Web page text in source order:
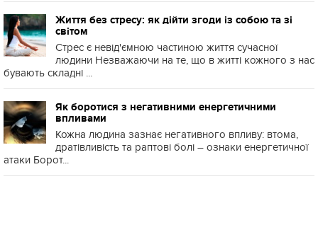
Життя без стресу: як дійти згоди із собою та зі
світом
Стрес є невід'ємною частиною життя сучасної
людини Незважаючи на те, що в житті кожного з нас
бувають складні ...
Як боротися з негативними енергетичними
впливами
Кожна людина зазнає негативного впливу: втома,
дратівливість та раптові болі – ознаки енергетичної
атаки Борот...